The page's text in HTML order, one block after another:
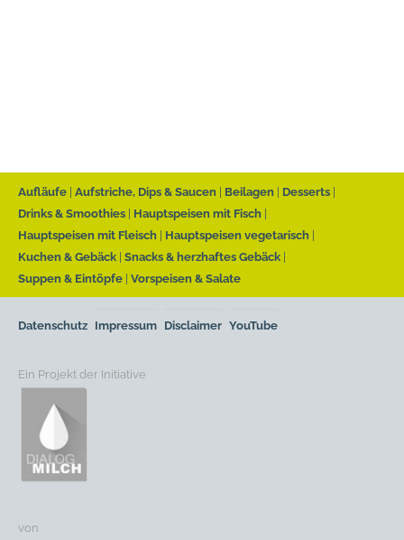
Aufläufe Aufstriche, Dips & Saucen Beilagen
Desserts
Drinks & Smoothies
Hauptspeisen mit Fisch
Hauptspeisen mit Fleisch
Hauptspeisen vegetarisch
Kuchen & Gebäck Snacks & herzhaftes Gebäck
Suppen & Eintöpfe Vorspeisen & Salate
Datenschutz Impressum Disclaimer YouTube
Ein Projekt der Initiative
von